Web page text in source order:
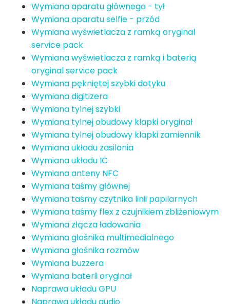
Wymiana aparatu głównego - tył
Wymiana aparatu selfie - przód
Wymiana wyświetlacza z ramką oryginal
service pack
Wymiana wyświetlacza z ramką i baterią
oryginal service pack
Wymiana pękniętej szybki dotyku
Wymiana digitizera
Wymiana tylnej szybki
Wymiana tylnej obudowy klapki oryginał
Wymiana tylnej obudowy klapki zamiennik
Wymiana układu zasilania
Wymiana układu IC
Wymiana anteny NFC
Wymiana taśmy głównej
Wymiana taśmy czytnika linii papilarnych
Wymiana taśmy flex z czujnikiem zbliżeniowym
Wymiana złącza ładowania
Wymiana głośnika multimedialnego
Wymiana głośnika rozmów
Wymiana buzzera
Wymiana baterii oryginał
Naprawa układu GPU